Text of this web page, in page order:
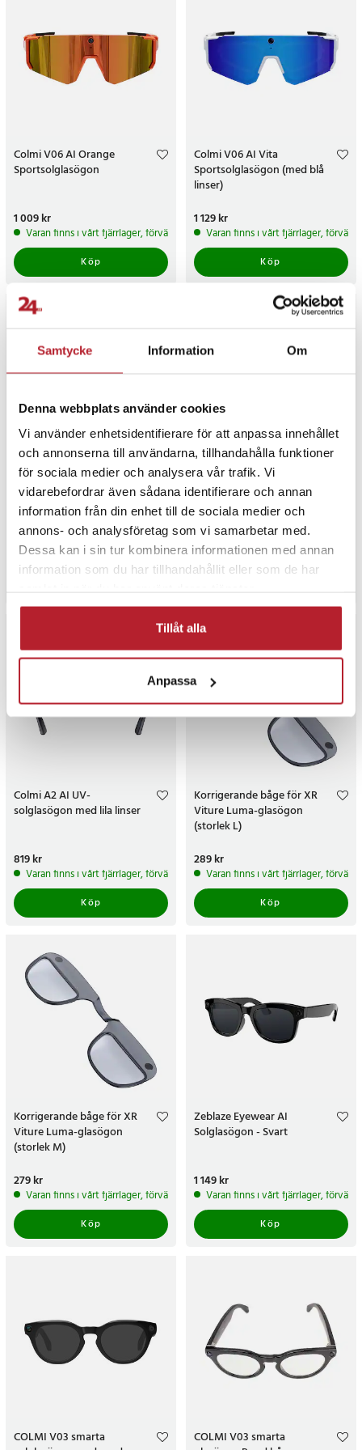
Samtycke Information Om
Denna webbplats använder cookies
Vi använder enhetsidentifierare för att anpassa innehållet
och annonserna till användarna, tillhandahålla funktioner
för sociala medier och analysera vår trafik. Vi
vidarebefordrar även sådana identifierare och annan
information från din enhet till de sociala medier och
annons- och analysföretag som vi samarbetar med.
Dessa kan i sin tur kombinera informationen med annan
information som du har tillhandahållit eller som de har
Tillåt alla
Anpassa
Colmi V06 AI Orange
Sportsolglasögon
Pris:1 009 kr
1 009 kr
Varan finns i vårt fjärrlager, förväntas skickas inom 5-7 arbetsdagar
Köp
Colmi V06 AI Vita
Sportsolglasögon (med blå
linser)
Pris:1 129 kr
1 129 kr
Varan finns i vårt fjärrlager,
Köp
Colmi V06 AI
Sportsolglasögon (Svarta
med blå linser)
Pris:1 099 kr
1 099 kr
Varan finns i vårt fjärrlager, förväntas skickas inom 5-7 arbetsdagar
Colmi V06 AI Svarta
Sportsolglasögon
Pris :1 129 kr
1 129 kr
Varan finns i vårt fjärrlager,
Colmi A2 AI UV-
solglasögon med lila linser
Pris:819 kr
819 kr
Varan finns i vårt fjärrlager, förväntas skickas inom 5-7 arbetsdagar
Köp
Korrigerande båge för XR
Viture Luma-glasögon
(storlek L)
Pris:289 kr
289 kr
Varan finns i vårt fjärrlager,
Köp
Korrigerande båge för XR
Viture Luma-glasögon
(storlek M)
Pris:279 kr
279 kr
Varan finns i vårt fjärrlager, förväntas skickas inom 5-7 arbetsdagar
Köp
Zeblaze Eyewear AI
Solglasögon - Svart
Pris:1 149 kr
1 149 kr
Varan finns i vårt fjärrlager,
Köp
COLMI V03 smarta
COLMI V03 smarta